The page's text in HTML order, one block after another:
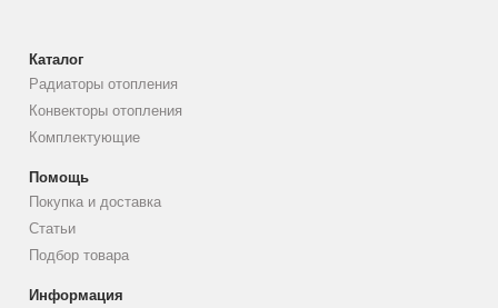
Каталог
Радиаторы отопления
Конвекторы отопления
Комплектующие
Помощь
Покупка и доставка
Статьи
Подбор товара
Информация